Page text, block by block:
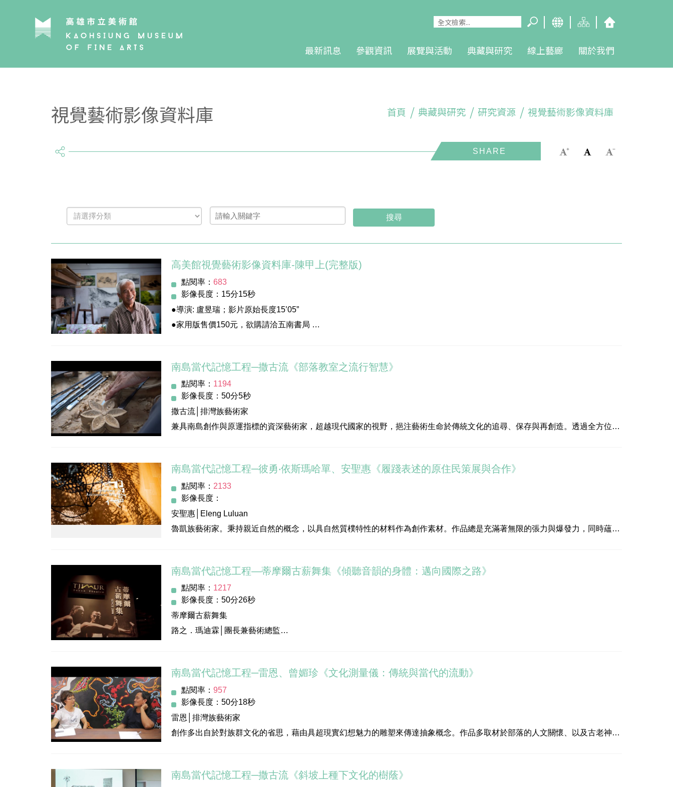
最新訊息 參觀資訊 展覽與活動 典藏與研究 線上藝廊 關於我們
視覺藝術影像資料庫 首頁 典藏與研究 研究資源 視覺藝術影像資料庫
share
高美館視覺藝術影像資料庫-陳甲上(完整版)
點閱率： 683
影像長度：15分15秒
●導演: 盧昱瑞；影片原始長度15’05”
●家用版售價150元，欲購請洽五南書局
南島當代記憶工程─撒古流《部落教室之流行智慧》
點閱率： 1194
影像長度：50分5秒
撒古流│排灣族藝術家
兼具南島創作與原運指標的資深藝術家，超越現代國家的視野，挹注藝術生命於傳統文化的追尋、保存與再創造。透過全方位的
指導單位：文化部
主辦/執行單位：高雄市立美術館
發 行 人：李玉玲
執行監督：羅潔尹
策劃執行：柏楞‧巴瓦瓦隆
南島當代記憶工程─彼勇‧依斯瑪哈單、安聖惠《履踐表述的原住民策展與合作》
點閱率： 2133
影像長度：
安聖惠│Eleng Luluan
魯凱族藝術家。秉持親近自然的概念，以具自然質樸特性的材料作為創作素材。作品總是充滿著無限的張力與爆發力，同時蘊藏
彼勇．依斯瑪哈單│Biung Ismahasan
布農族獨立策展人，英國艾塞克斯大學(University of Essex）策展學研究中心策展學博士（2020）；英國倫敦大學金匠學院
(Goldsmiths, University of London）文化政策、關係與外交碩士（2014）。
南島當代記憶工程—蒂摩爾古薪舞集《傾聽音韻的身體：邁向國際之路》
點閱率： 1217
影像長度：50分26秒
蒂摩爾古薪舞集
路之．瑪迪霖│團長兼藝術總監
「蒂摩爾」，即「三地門」之意，是排灣族文化根據地。「古薪」，即是以古為薪，以傳統文化作為新生命舞蹈的精神糧食，透
過「典藏記錄排灣族傳統樂舞、向耆老學習與行走原鄉地區」的田野精神，融合現代肢體符碼來傳達與分享排灣族文化及哲學之
美。期以積極擴展臺灣及國際之合作交流，透過不同領域之合作、跨部落人才結合及舞蹈藝術種子的培育與回流，開創臺灣在表
演藝術團隊中的新百合。
發 行 人：李玉玲
南島當代記憶工程─雷恩、曾媚珍《文化測量儀：傳統與當代的流動》
點閱率： 957
影像長度：50分18秒
雷恩│排灣族藝術家
創作多出自於對族群文化的省思，藉由具超現實幻想魅力的雕塑來傳達抽象概念。作品多取材於部落的人文關懷、以及古老神話
南島當代記憶工程─撒古流《斜坡上種下文化的樹蔭》